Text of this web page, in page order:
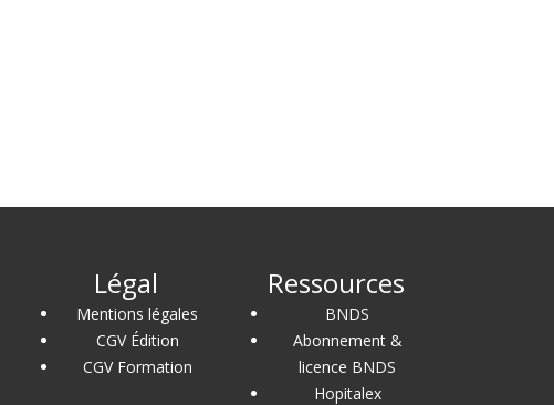
Légal
Mentions légales
CGV Édition
CGV Formation
Ressources
BNDS
Abonnement &
licence BNDS
Hopitalex